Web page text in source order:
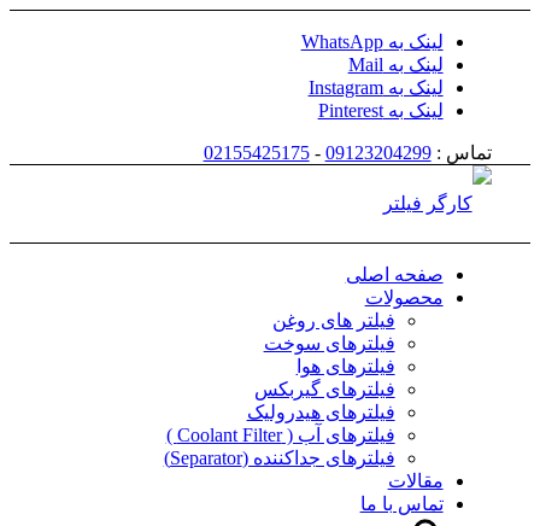
لینک به WhatsApp
لینک به Mail
لینک به Instagram
لینک به Pinterest
تماس :09123204299
-
02155425175
صفحه اصلی
محصولات
فیلتر های روغن
فیلترهای سوخت
فیلترهای هوا
فیلترهای گیربکس
فیلترهای هیدرولیک
فیلترهای آب ( Coolant Filter )
فیلترهای جداکننده (Separator)
مقالات
تماس با ما